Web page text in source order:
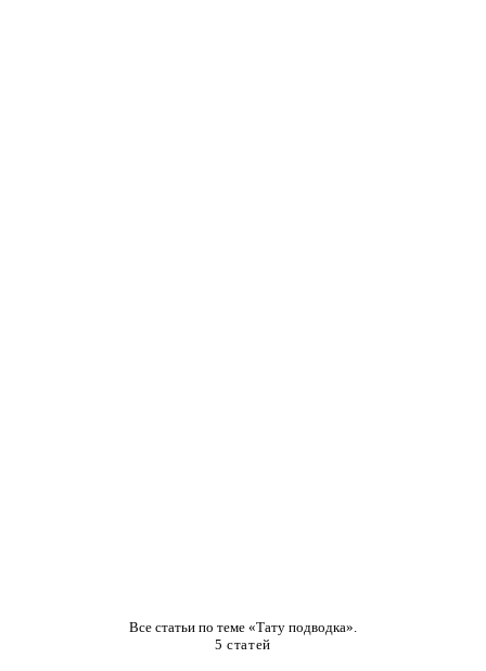
Все статьи по теме «Тату подводка».
5 статей